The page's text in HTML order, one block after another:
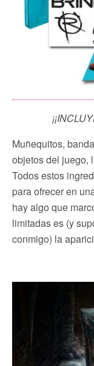
Muñequitos,
objetos del juego,
Todos estos
para ofrecer en
hay algo que
limitadas es (y
conmigo) la